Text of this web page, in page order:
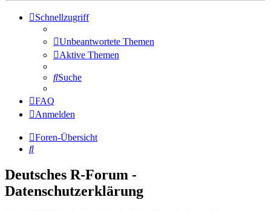
Schnellzugriff
Unbeantwortete Themen
Aktive Themen
Suche
FAQ
Anmelden
Foren-Übersicht
Suche
Deutsches R-Forum -
Datenschutzerklärung